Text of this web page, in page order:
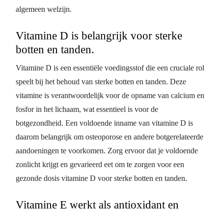
algemeen welzijn.
Vitamine D is belangrijk voor sterke
botten en tanden.
Vitamine D is een essentiële voedingsstof die een cruciale rol
speelt bij het behoud van sterke botten en tanden. Deze
vitamine is verantwoordelijk voor de opname van calcium en
fosfor in het lichaam, wat essentieel is voor de
botgezondheid. Een voldoende inname van vitamine D is
daarom belangrijk om osteoporose en andere botgerelateerde
aandoeningen te voorkomen. Zorg ervoor dat je voldoende
zonlicht krijgt en gevarieerd eet om te zorgen voor een
gezonde dosis vitamine D voor sterke botten en tanden.
Vitamine E werkt als antioxidant en